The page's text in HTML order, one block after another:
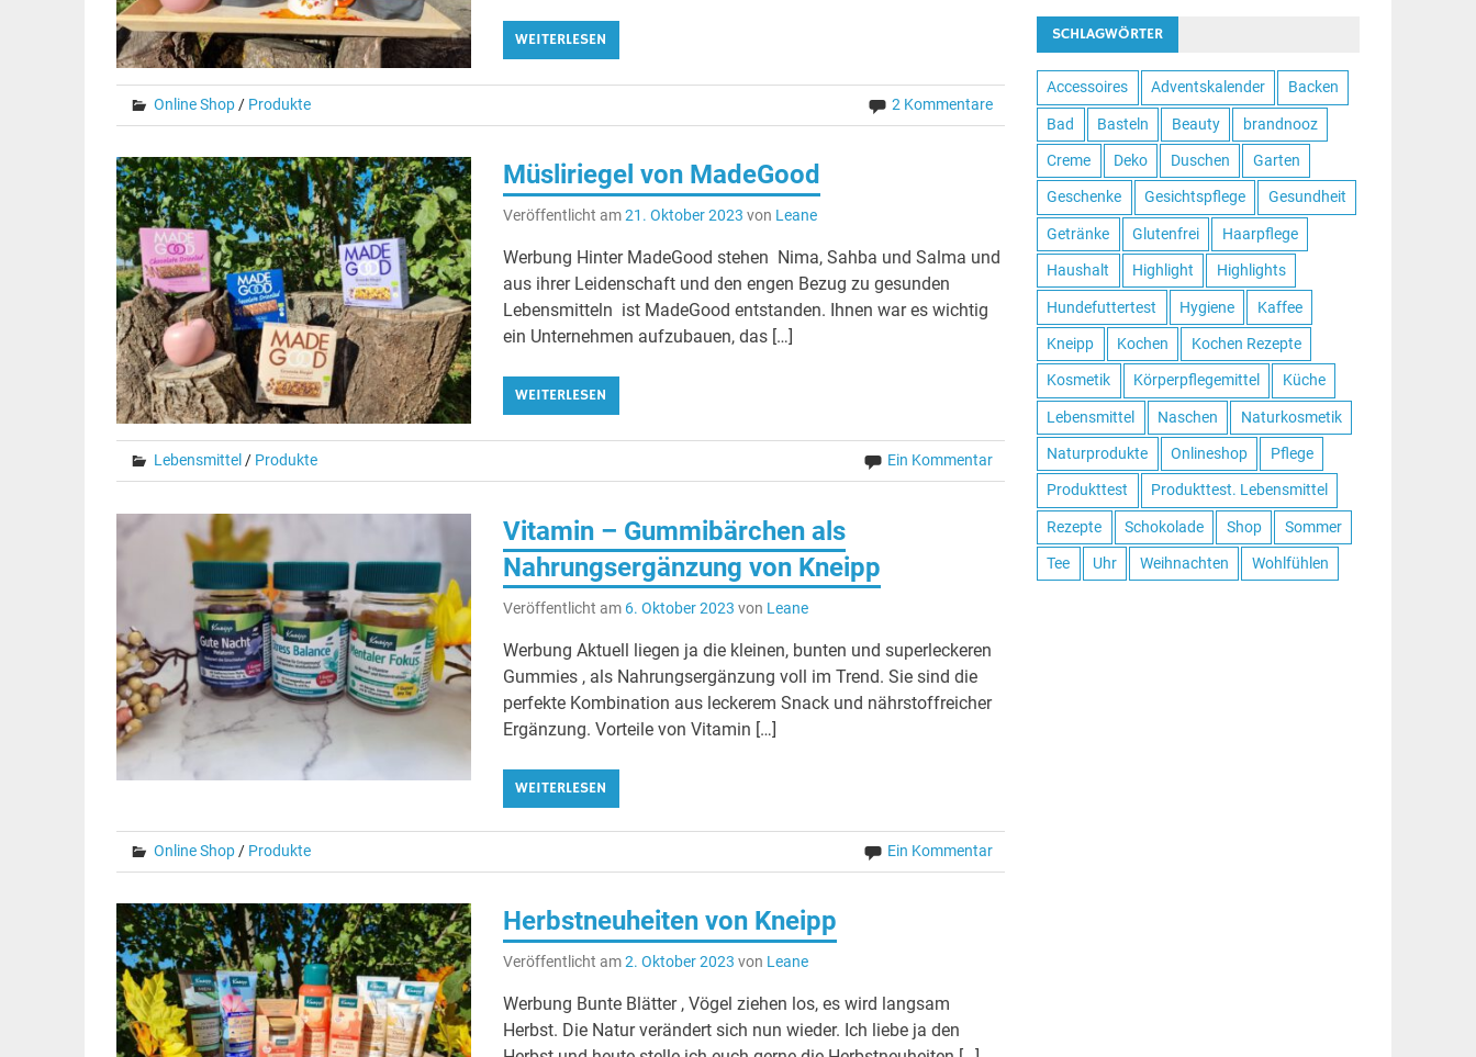
WEITERLESEN
Online Shop/ Produkte 2 Kommentare
Müsliriegel von MadeGood
Veröffentlicht am21. Oktober 2023 von Leane
Werbung Hinter MadeGood stehen Nima, Sahba und Salma und
aus ihrer Leidenschaft und den engen Bezug zu gesunden
Lebensmitteln ist MadeGood entstanden. Ihnen war es wichtig
ein Unternehmen aufzubauen, das […]
WEITERLESEN
Lebensmittel / Produkte Ein Kommentar
Vitamin – Gummibärchen als
Nahrungsergänzung von Kneipp
Veröffentlicht am 6. Oktober 2023 von Leane
Werbung Aktuell liegen ja die kleinen, bunten und superleckeren
Gummies , als Nahrungsergänzung voll im Trend. Sie sind die
perfekte Kombination aus leckerem Snack und nährstoffreicher
Ergänzung. Vorteile von Vitamin […]
WEITERLESEN
Online Shop/ Produkte Ein Kommentar
Herbstneuheiten von Kneipp
Veröffentlicht am2. Oktober 2023 von Leane
Werbung Bunte Blätter , Vögel ziehen los, es wird langsam
Herbst. Die Natur verändert sich nun wieder. Ich liebe ja den
SCHLAGWÖRTER
Accessoires Adventskalender Backen
Bad Basteln Beauty brandnooz
Creme Deko Duschen Garten
Geschenke Gesichtspflege Gesundheit
Getränke Glutenfrei Haarpflege
Haushalt Highlight Highlights
Hundefuttertest Hygiene Kaffee
Kneipp Kochen Kochen Rezepte
Kosmetik Körperpflegemittel Küche
Lebensmittel Naschen Naturkosmetik
Naturprodukte Onlineshop Pflege
Produkttest Produkttest. Lebensmittel
Rezepte Schokolade Shop Sommer
Tee Uhr Weihnachten Wohlfühlen